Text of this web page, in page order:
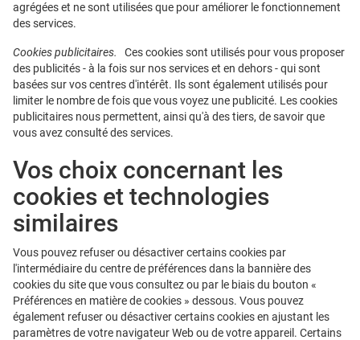
agrégées et ne sont utilisées que pour améliorer le fonctionnement
des services.
Cookies publicitaires.
Ces cookies sont utilisés pour vous proposer
des publicités - à la fois sur nos services et en dehors - qui sont
basées sur vos centres d'intérêt. Ils sont également utilisés pour
limiter le nombre de fois que vous voyez une publicité. Les cookies
publicitaires nous permettent, ainsi qu'à des tiers, de savoir que
vous avez consulté des services.
Vos choix concernant les
cookies et technologies
similaires
Vous pouvez refuser ou désactiver certains cookies par
l'intermédiaire du centre de préférences dans la bannière des
cookies du site que vous consultez ou par le biais du bouton «
Préférences en matière de cookies » dessous. Vous pouvez
également refuser ou désactiver certains cookies en ajustant les
paramètres de votre navigateur Web ou de votre appareil. Certains